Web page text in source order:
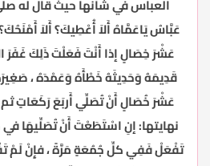
العباس في شأنها حيث قال له
عَبَّاسُ يَاعَمَّاهُ أَلاَ أُعْطِيكَ؟ أَلاَ
عَشْرَ خِصَالٍ إذا أَنْتَ فَعَلْتَ ذَلِكَ غَفَرَ
قَدِيمَهُ وَحَدِيثَهُ خَطْأَهُ وَعَمْدَهُ ،
عَشْرَ خُصَالٍ أَنْ تُصَلِّي أَربَعَ رَكَعَاتٍ
نهايتها: إنِ اسْتَطَعْتَ أَنْ تُصَلِّيهَا
تَفْعَلْ فَفِي كلِّ جُمُعَةٍ مَرَّةً ، فإِنْ لَمْ